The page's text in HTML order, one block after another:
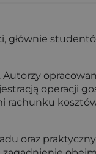
głównie
operacji
rachunku
oraz